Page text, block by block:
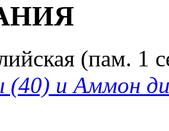
(пам. 1
(40) и Аммон